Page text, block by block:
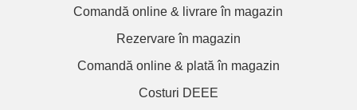
Comandă online & livrare în magazin
Rezervare în magazin
Comandă online & plată în magazin
Costuri DEEE